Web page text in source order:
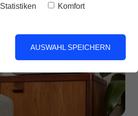
Statistiken
Komfort
AUSWAHL SPEICHERN